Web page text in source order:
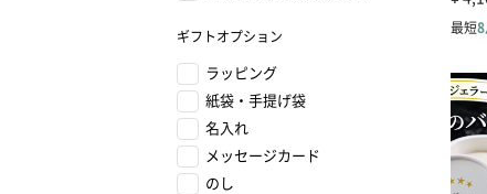
ギフトオプション
ラッピング
紙袋・手提げ袋
名入れ
メッセージカード
のし